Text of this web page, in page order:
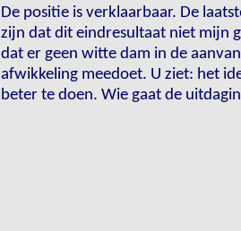
De positie is verklaarbaar. De
zijn dat dit eindresultaat niet mijn
dat er geen witte dam in de
afwikkeling meedoet. U ziet: het
beter te doen. Wie gaat de